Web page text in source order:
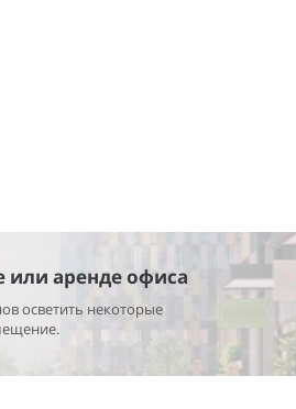
или аренде офиса
осветить некоторые